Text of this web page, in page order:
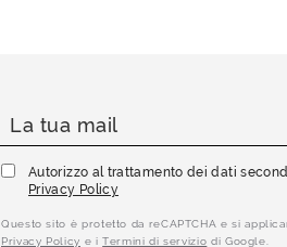
Autorizzo al trattamento dei dati
Privacy Policy
Questo sito è protetto da reCAPTCHA e si
Privacy Policy e iTermini di servizio di Google.